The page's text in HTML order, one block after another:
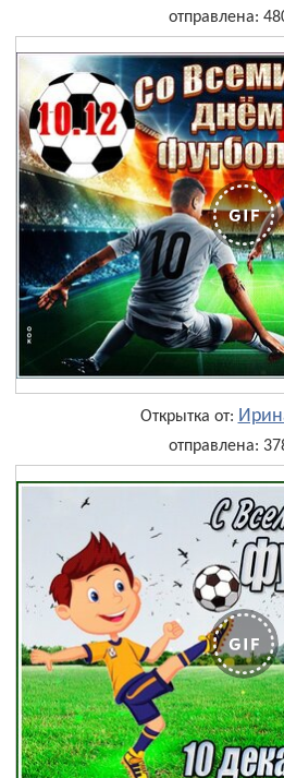
отправлена:
Открытка от:
отправлена: